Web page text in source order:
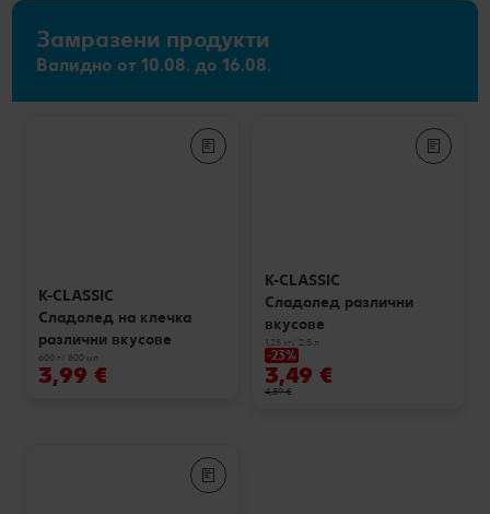
Замразени продукти
Валидно от 10.08. до 16.08.
K-CLASSIC
Сладолед на клечка
различни вкусове
600 г/ 800 мл
3,99 €
K-CLASSIC
Сладолед различни
вкусове
1,25 кг/ 2,5 л
-23%
3,49 €
4,59 €